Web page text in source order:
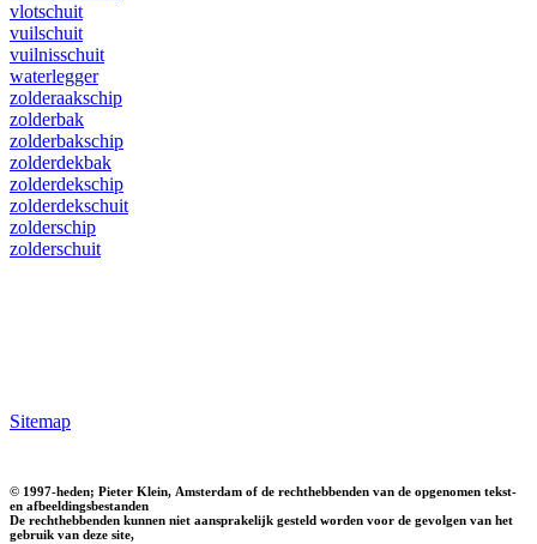
vlotschuit
vuilschuit
vuilnisschuit
waterlegger
zolderaakschip
zolderbak
zolderbakschip
zolderdekbak
zolderdekschip
zolderdekschuit
zolderschip
zolderschuit
Sitemap
© 1997-heden; Pieter Klein, Amsterdam of de rechthebbenden van de opgenomen tekst-
en afbeeldingsbestanden
De rechthebbenden kunnen niet aansprakelijk gesteld worden voor de gevolgen van het
gebruik van deze site,